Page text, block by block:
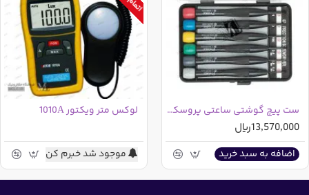
ست پیچ گوشتی ساعتی پروسکیت 8PK-2061 تایوانی
13,570,000ریال
اضافه به سبد خرید
لوکس متر ویکتور 1010A
موجود شد خبرم کن